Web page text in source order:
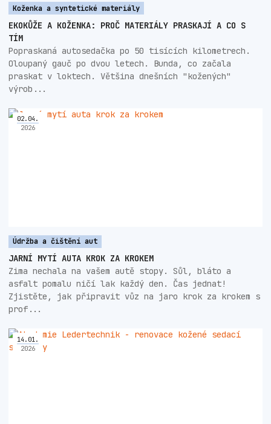
Koženka a syntetické materiály
EKOKŮŽE A KOŽENKA: PROČ MATERIÁLY PRASKAJÍ A CO S
TÍM
Popraskaná autosedačka po 50 tisících kilometrech.
Oloupaný gauč po dvou letech. Bunda, co začala
praskat v loktech. Většina dnešních "kožených"
výrob...
02. 04 .
2026
Údržba a čištění aut
JARNÍ MYTÍ AUTA KROK ZA KROKEM
Zima nechala na vašem autě stopy. Sůl, bláto a
asfalt pomalu ničí lak každý den. Čas jednat!
Zjistěte, jak připravit vůz na jaro krok za krokem s
prof...
14 . 01.
2026